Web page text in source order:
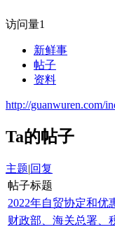
访问量1
新鲜事
帖子
资料
http://guanwuren.com/
Ta的帖子
主题|回复
帖子标题
2022年自贸协定和
财政部、海关总署、